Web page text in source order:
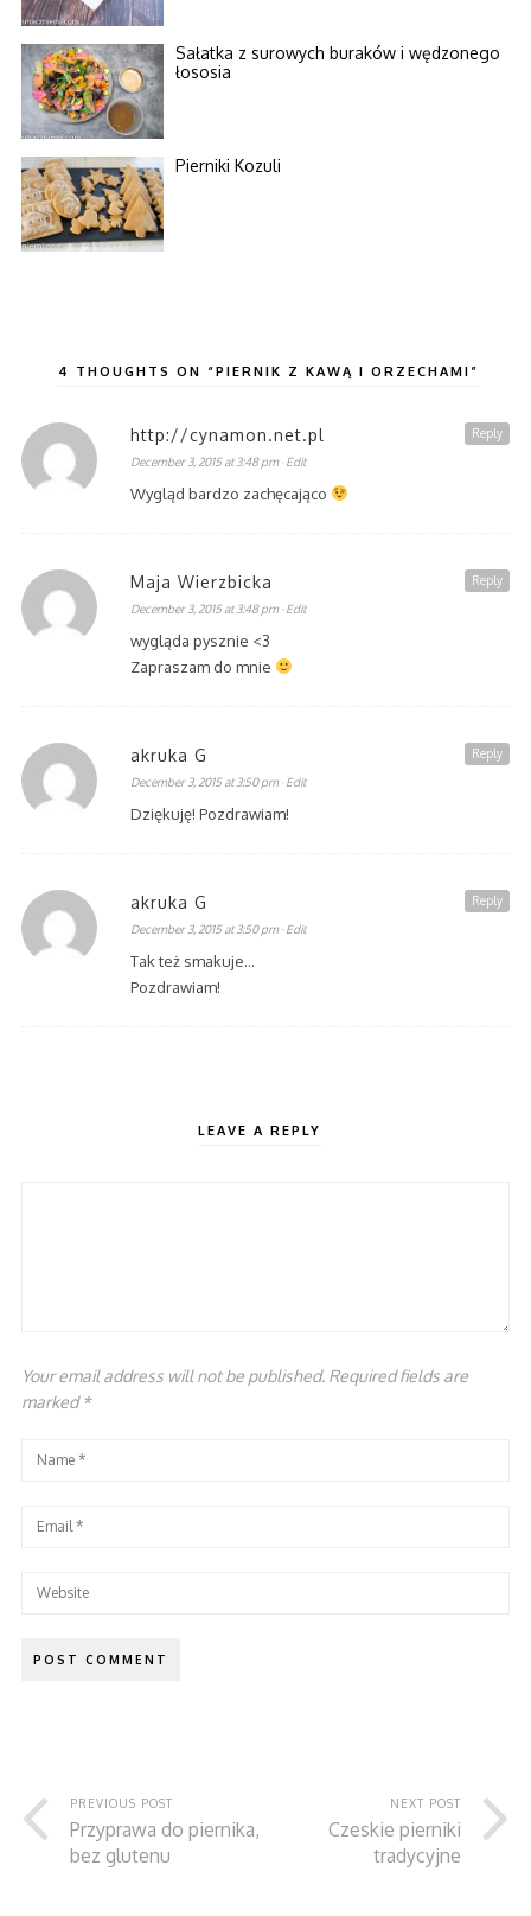
Sałatka z surowych buraków i wędzonego
łososia
Pierniki Kozuli
4 THOUGHTS ON “PIERNIK Z KAWĄ I ORZECHAMI”
http://cynamon.net.pl
December 3, 2015 at 3:48 pm · Edit
Wygląd bardzo zachęcająco
Reply
Maja Wierzbicka
December 3, 2015 at 3:48 pm · Edit
wygląda pysznie <3
Zapraszam do mnie
Reply
akruka G
December 3, 2015 at 3:50 pm · Edit
Dziękuję! Pozdrawiam!
Reply
akruka G
December 3, 2015 at 3:50 pm · Edit
Tak też smakuje…
Pozdrawiam!
Reply
LEAVE A REPLY
Your email address will not be published. Required fields are
marked*
PREVIOUS POST
Przyprawa do piernika,
bez glutenu
NEXT POST
Czeskie pierniki
tradycyjne